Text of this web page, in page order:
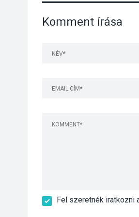
Komment írása
Fel szeretnék iratkozni